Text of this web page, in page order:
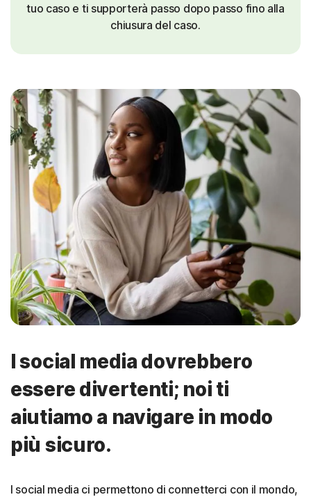
tuo caso e ti supporterà passo dopo passo fino alla
chiusura del caso.
I social media dovrebbero
essere divertenti; noi ti
aiutiamo a navigare in modo
più sicuro.
I social media ci permettono di connetterci con il mondo,